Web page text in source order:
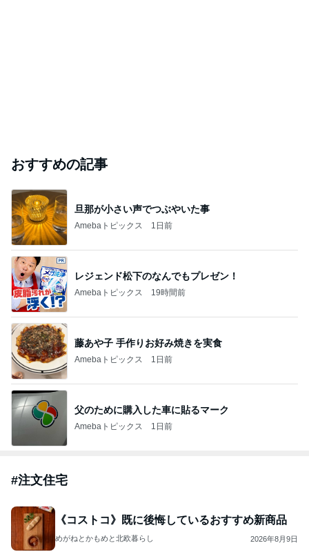
おすすめの記事
旦那が小さい声でつぶやいた事
Amebaトピックス 1日前
レジェンド松下のなんでもプレゼン！
Amebaトピックス 19時間前
藤あや子 手作りお好み焼きを実食
Amebaトピックス 1日前
父のために購入した車に貼るマーク
Amebaトピックス 1日前
#注文住宅
《コストコ》既に後悔しているおすすめ新商品
めがねとかもめと北欧暮らし 2026年8月9日